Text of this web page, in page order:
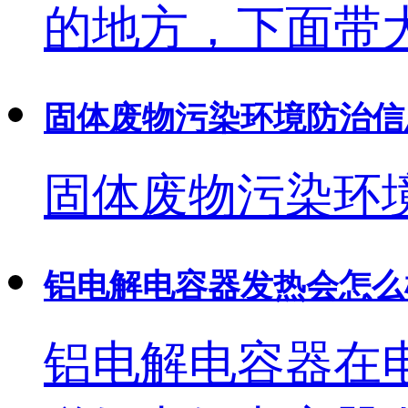
的地方，下面带
固体废物污染环境防治
固体废物污染环
铝电解电容器发热会怎
铝电解电容器在